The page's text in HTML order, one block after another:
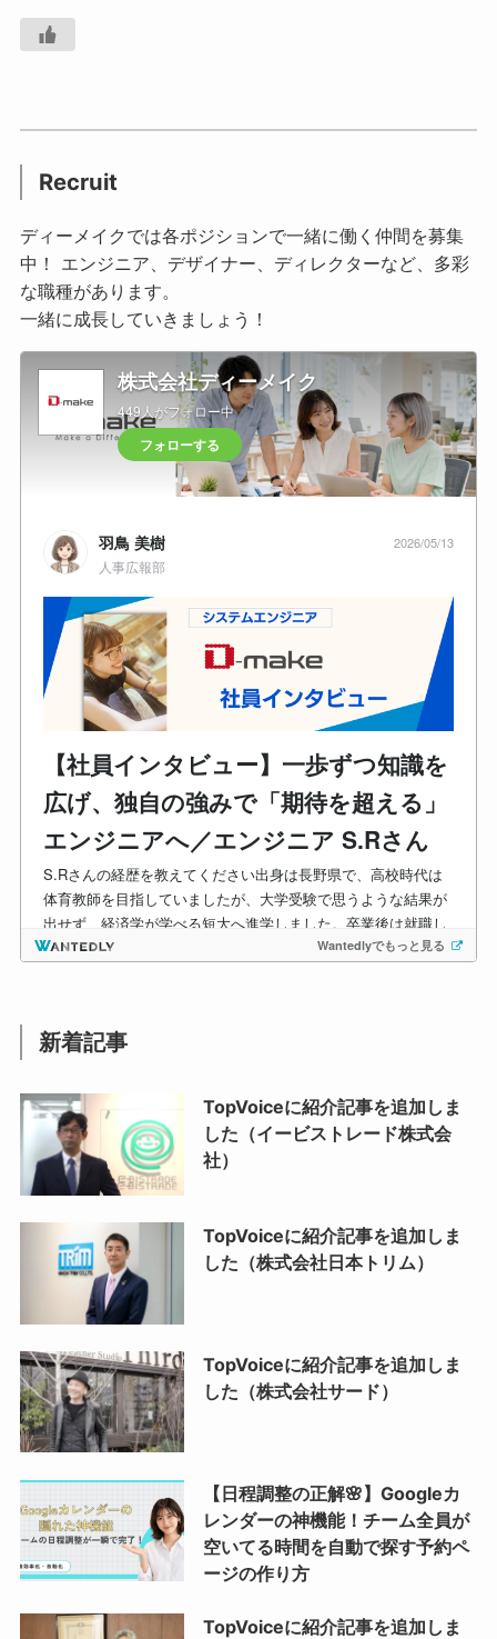
Recruit
ディーメイクでは各ポジションで一緒に働く仲間を募集
中！ エンジニア、デザイナー、ディレクターなど、多彩
な職種があります。
一緒に成長していきましょう！
新着記事
TopVoiceに紹介記事を追加しま
した（イービストレード株式会
社）
TopVoiceに紹介記事を追加しま
した（株式会社日本トリム）
TopVoiceに紹介記事を追加しま
した（株式会社サード）
【日程調整の正解🌸】Googleカ
レンダーの神機能！チーム全員が
空いてる時間を自動で探す予約ペ
ージの作り方
TopVoiceに紹介記事を追加しま